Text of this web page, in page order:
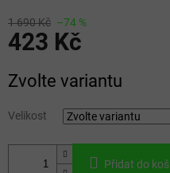
1 690 Kč –74 %
423 Kč
cena:
Zvolte variantu
Velikost
Přidat do